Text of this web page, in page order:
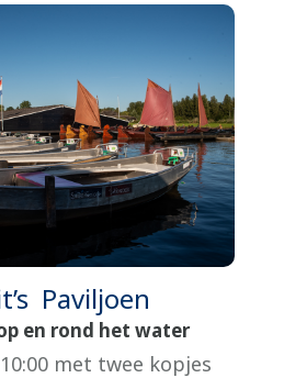
Paviljoen
en rond het water
met twee kopjes